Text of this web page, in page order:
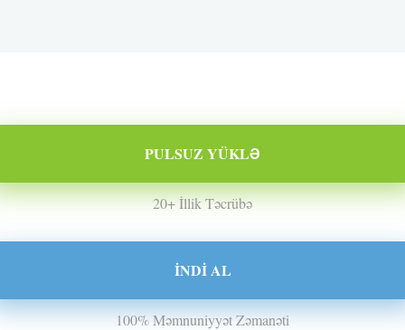
PULSUZ YÜKLƏ
20+ İllik Təcrübə
İNDI AL
100% Məmnuniyyət Zəmanəti